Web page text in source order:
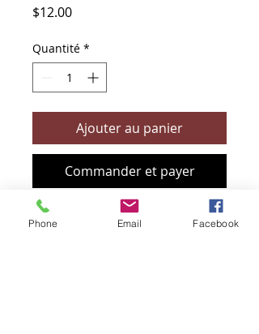
$12.00Prix
Quantité *
Ajouter au panier
Commander et payer
Phone Email Facebook